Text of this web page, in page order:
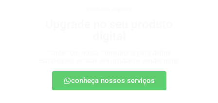
conheça nossos serviços